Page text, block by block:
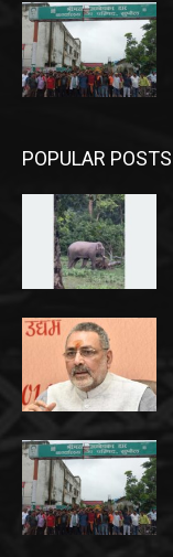
POPULAR POSTS